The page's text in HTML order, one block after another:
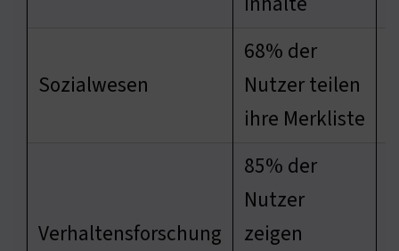
Sozialwesen
68% der
Nutzer teilen
ihre Merkliste
Verhaltensforschung
85% der
Nutzer
zeigen